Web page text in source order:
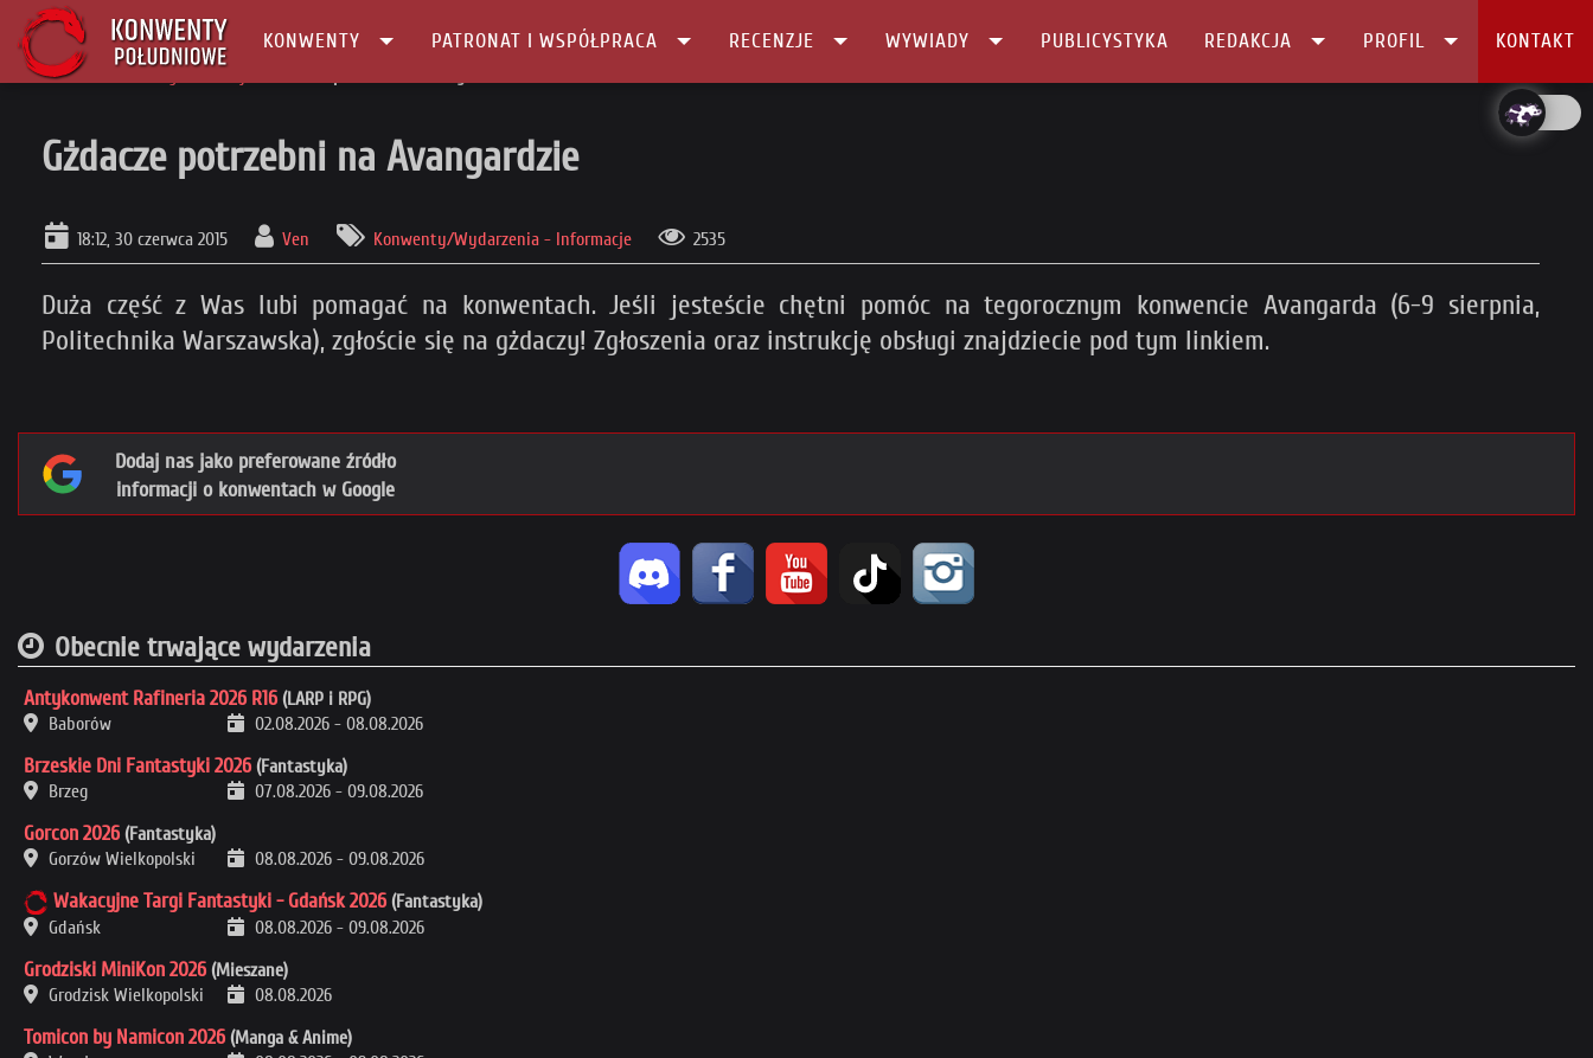
KONWENTY PATRONAT I WSPÓŁPRACA RECENZJE WYWIADY PUBLICYSTYKA REDAKCJA PROFIL KONTAKT
Główna
Gżdacze potrzebni na Avangardzie
18:12, 30 czerwca 2015 Ven Konwenty/Wydarzenia - Informacje 2535
Duża część z Was lubi pomagać na konwentach. Jeśli jesteście chętni pomóc na tegorocznym konwencie Avangarda (6-9 sierpnia,
Politechnika Warszawska), zgłoście się na gżdaczy! Zgłoszenia oraz instrukcję obsługi znajdziecie pod tym linkiem.
Dodaj nas jako preferowane źródło
informacji o konwentach w Google
Obecnie trwające wydarzenia
Antykonwent Rafineria 2026 R16 (LARP i RPG)
Baborów
02.08.2026 - 08.08.2026
Brzeskie Dni Fantastyki 2026 (Fantastyka)
Brzeg
07.08.2026 - 09.08.2026
Gorcon 2026 (Fantastyka)
Gorzów Wielkopolski
08.08.2026 - 09.08.2026
Wakacyjne Targi Fantastyki - Gdańsk 2026 (Fantastyka)
Gdańsk
08.08.2026 - 09.08.2026
Grodziski MiniKon 2026 (Mieszane)
Grodzisk Wielkopolski
08.08.2026
Tomicon by Namicon 2026 (Manga & Anime)